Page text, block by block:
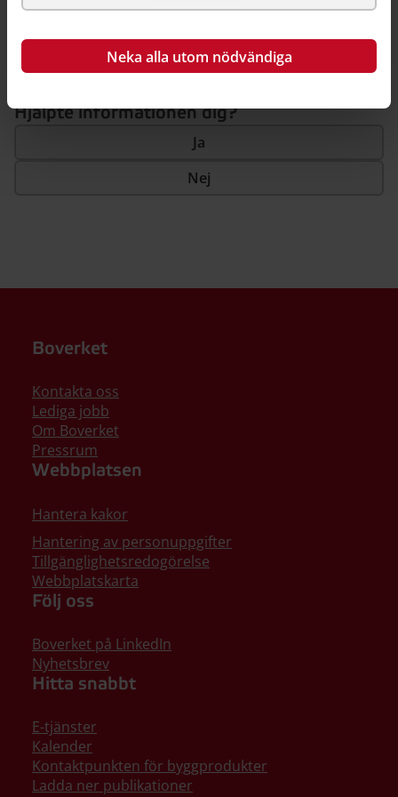
Neka alla utom nödvändiga
Så här kan du källhänvisa till denna sida
Hjälpte informationen dig?
Ja
Nej
Boverket
Kontakta oss
Lediga jobb
Om Boverket
Pressrum
Webbplatsen
Hantera kakor
Hantering av personuppgifter
Tillgänglighetsredogörelse
Webbplatskarta
Följ oss
Boverket på LinkedIn
Nyhetsbrev
Hitta snabbt
E-tjänster
Kalender
Kontaktpunkten för byggprodukter
Ladda ner publikationer